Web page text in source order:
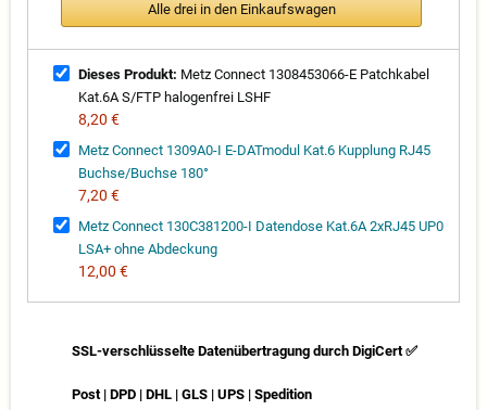
Alle drei in den Einkaufswagen
Dieses Produkt: Metz Connect 1308453066-E Patchkabel
Kat.6A S/FTP halogenfrei LSHF
8,20 €
Metz Connect 1309A0-I E-DATmodul Kat.6 Kupplung RJ45
Buchse/Buchse 180°
7,20 €
Metz Connect 130C381200-I Datendose Kat.6A 2xRJ45 UP0
LSA+ ohne Abdeckung
12,00 €
SSL-verschlüsselte Datenübertragung durch DigiCert ✅
Post | DPD | DHL | GLS | UPS | Spedition